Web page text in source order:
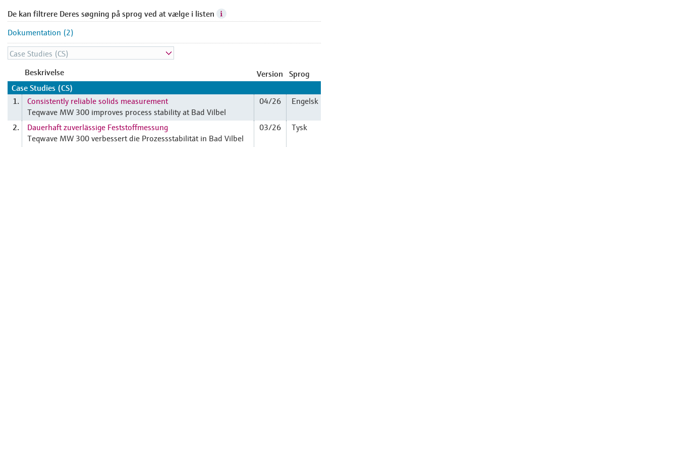
De kan filtrere Deres søgning på sprog ved at vælge i listen
Dokumentation (2)
Beskrivelse Version
Sprog
Case Studies (CS)
1.
Consistently reliable solids measurement
Teqwave MW 300 improves process stability at Bad Vilbel
04/26 Engelsk
2.
Dauerhaft zuverlässige Feststoffmessung
Teqwave MW 300 verbessert die Prozessstabilität in Bad Vilbel
03/26 Tysk